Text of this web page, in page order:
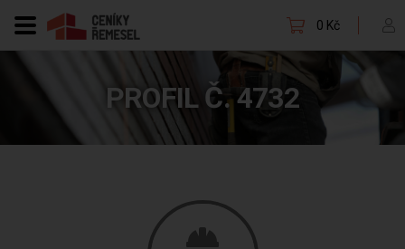
0 Kč
PROFIL Č. 4732